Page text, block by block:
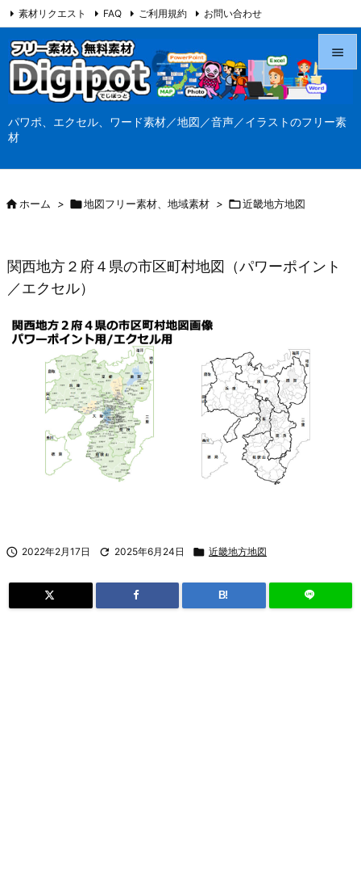
パワポ、エクセル、ワード素材／地図／音声／イラストのフリー素
材



検索
素材リクエスト FAQ ご利用規約 お問い合わせ
当サイト（Digipot.net）について
ホーム > 地図フリー素材、地域素材 > 近畿地方地図
関西地方２府４県の市区町村地図（パワーポイント
／エクセル）
 2022年2月17日  2025年6月24日  近畿地方地図
B!